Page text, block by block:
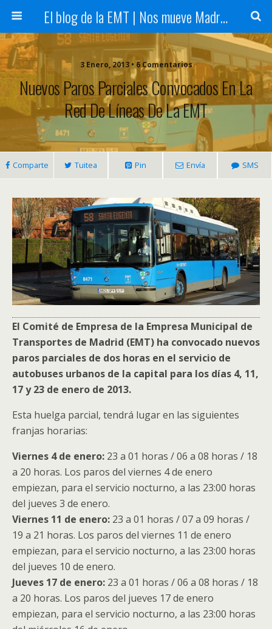
El blog de la EMT | Nos mueve Madrid
3 Enero, 2013 • 6 Comentarios
Nuevos Paros Parciales Convocados En La
Red De Líneas De La EMT
Comparte Tuitea Pin Envía SMS
El Comité de Empresa de la Empresa Municipal de
Transportes de Madrid (EMT) ha convocado nuevos
paros parciales de dos horas en el servicio de
autobuses urbanos de la capital para los días 4, 11,
17 y 23 de enero de 2013.
Esta huelga parcial, tendrá lugar en las siguientes
franjas horarias:
Viernes 4 de enero: 23 a 01 horas / 06 a 08 horas / 18
a 20 horas. Los paros del viernes 4 de enero
empiezan, para el servicio nocturno, a las 23:00 horas
del jueves 3 de enero.
Viernes 11 de enero: 23 a 01 horas / 07 a 09 horas /
19 a 21 horas. Los paros del viernes 11 de enero
empiezan, para el servicio nocturno, a las 23:00 horas
del jueves 10 de enero.
Jueves 17 de enero: 23 a 01 horas / 06 a 08 horas / 18
a 20 horas. Los paros del jueves 17 de enero
empiezan, para el servicio nocturno, a las 23:00 horas